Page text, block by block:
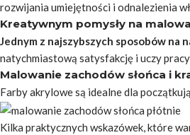
rozwijania umiejętności i odnalezienia
Kreatywnym pomysły na
Jednym z najszybszych sposobów na
natychmiastową satysfakcję i uczy
Malowanie zachodów słońca i
Farby akrylowesą idealne dla
Kilka praktycznych wskazówek, które